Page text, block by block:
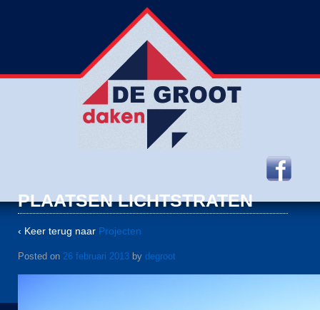
PLAATSEN LICHTSTRATEN
‹ Keer terug naar Projecten
Posted on 26 februari 2013 by degroot